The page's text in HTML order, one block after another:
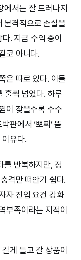
서는 잘 드러나지
본격적으로 손실을
. 지금 수익 중이
코 아니다.
은 따로 있다. 이들
훌쩍 넘었다. 하루
이 잦을수록 수수
판에서 ‘뽀찌’ 뜯
유다.
를 반복하지만, 정
격만 떠안기 쉽다.
자 진입 요건 강화
부족이라는 지적이
게 들고 갈 상품이